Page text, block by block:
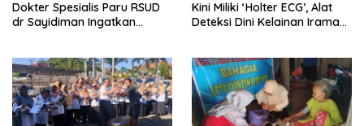
Dokter Spesialis Paru RSUD
dr Sayidiman Ingatkan
Kini Miliki ‘Holter ECG’, Alat
Deteksi Dini Kelainan Irama